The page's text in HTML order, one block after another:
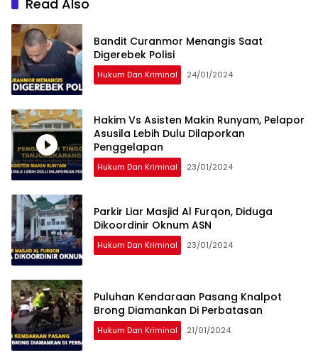
Read Also
Bandit Curanmor Menangis Saat
Digerebek Polisi
Hukum Dan Kriminal 24/01/2024
Hakim Vs Asisten Makin Runyam, Pelapor
Asusila Lebih Dulu Dilaporkan
Penggelapan
Hukum Dan Kriminal 23/01/2024
Parkir Liar Masjid Al Furqon, Diduga
Dikoordinir Oknum ASN
Hukum Dan Kriminal 23/01/2024
Puluhan Kendaraan Pasang Knalpot
Brong Diamankan Di Perbatasan
Hukum Dan Kriminal 21/01/2024